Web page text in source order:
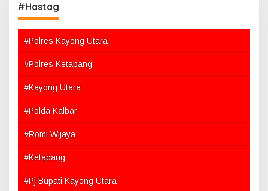
#Hastag
#Polres Kayong Utara
#Polres Ketapang
#Kayong Utara
#Polda Kalbar
#Romi Wijaya
#Ketapang
#Pj Bupati Kayong Utara